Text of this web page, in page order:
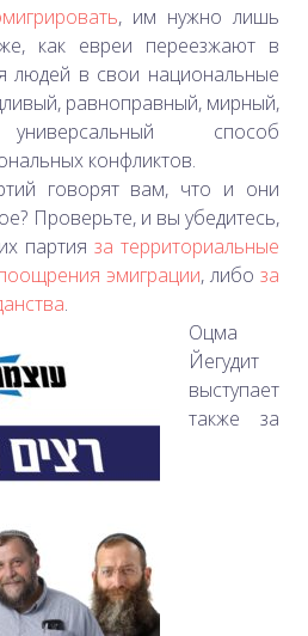
, им нужно лишь
как евреи переезжают в
людей в свои национальные
равноправный, мирный,
способ
конфликтов.
говорят вам, что и они
Проверьте, и вы убедитесь,
партияза территориальные
эмиграции, либоза
.
Оцма
Йегудит
выступает
также за